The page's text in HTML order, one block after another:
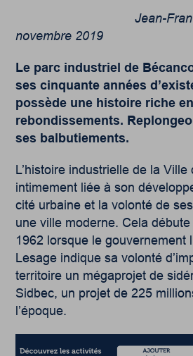
Jean-
novembre 2019
Le parc industriel de
ses cinquante années
possède une histoire riche en
rebondissements.
ses balbutiements.
L’histoire industrielle de la
intimement liée à son
cité urbaine et la volonté de
une ville moderne. Cela débute
1962 lorsque le gouvernement
Lesage indique sa volonté
territoire un mégaprojet de
Sidbec, un projet de 225
l’époque.